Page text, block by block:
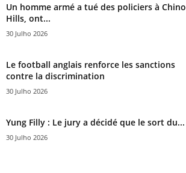
Un homme armé a tué des policiers à Chino
Hills, ont...
30 Julho 2026
Le football anglais renforce les sanctions
contre la discrimination
30 Julho 2026
Yung Filly : Le jury a décidé que le sort du...
30 Julho 2026